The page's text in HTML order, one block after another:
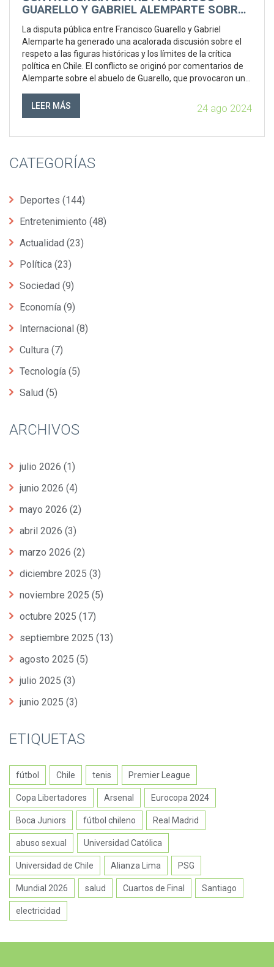
GUARELLO Y GABRIEL ALEMPARTE SOBRE
La disputa pública entre Francisco Guarello y Gabriel
Alemparte ha generado una acalorada discusión sobre el
respeto a las figuras históricas y los límites de la crítica
política en Chile. El conflicto se originó por comentarios de
Alemparte sobre el abuelo de Guarello, que provocaron una
LEER MÁS
24 ago 2024
CATEGORÍAS
Deportes (144)
Entretenimiento (48)
Actualidad (23)
Política (23)
Sociedad (9)
Economía (9)
Internacional (8)
Cultura (7)
Tecnología (5)
Salud (5)
ARCHIVOS
julio 2026 (1)
junio 2026 (4)
mayo 2026 (2)
abril 2026 (3)
marzo 2026 (2)
diciembre 2025 (3)
noviembre 2025 (5)
octubre 2025 (17)
septiembre 2025 (13)
agosto 2025 (5)
julio 2025 (3)
junio 2025 (3)
ETIQUETAS
fútbol Chile tenis Premier League
Copa Libertadores Arsenal Eurocopa 2024
Boca Juniors fútbol chileno Real Madrid
abuso sexual Universidad Católica
Universidad de Chile Alianza Lima PSG
Mundial 2026 salud Cuartos de Final Santiago
electricidad